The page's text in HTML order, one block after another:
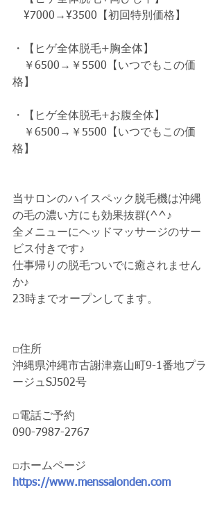
¥7000→¥3500【初回特別価格】
・【ヒゲ全体脱毛+胸全体】
￥6500→￥5500【いつでもこの価
格】
・【ヒゲ全体脱毛+お腹全体】
￥6500→￥5500【いつでもこの価
格】
当サロンのハイスペック脱毛機は沖縄
の毛の濃い方にも効果抜群(^^♪
全メニューにヘッドマッサージのサー
ビス付きです♪
仕事帰りの脱毛ついでに癒されません
か♪
23時までオープンしてます。
□住所
沖縄県沖縄市古謝津嘉山町9-1番地プラ
ージュSJ502号
□電話ご予約
090-7987-2767
□ホームページ
https://www.menssalonden.com